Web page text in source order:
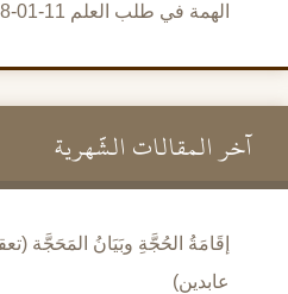
الهمة في طلب العلم 11-01-1448
آخر المقالات الشَّهرية
إقَامَةُ الحُجَّةِ وبَيَانُ المَحَجَّة
عابدين)